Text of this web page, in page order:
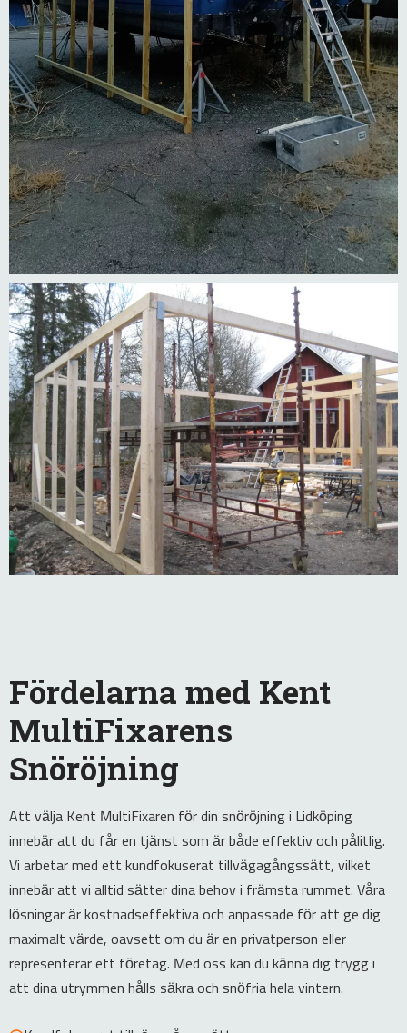
Fördelarna med Kent
MultiFixarens
Snöröjning
Att välja Kent MultiFixaren för din snöröjning i Lidköping
innebär att du får en tjänst som är både effektiv och pålitlig.
Vi arbetar med ett kundfokuserat tillvägagångssätt, vilket
innebär att vi alltid sätter dina behov i främsta rummet. Våra
lösningar är kostnadseffektiva och anpassade för att ge dig
maximalt värde, oavsett om du är en privatperson eller
representerar ett företag. Med oss kan du känna dig trygg i
att dina utrymmen hålls säkra och snöfria hela vintern.